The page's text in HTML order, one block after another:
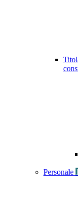
Personale